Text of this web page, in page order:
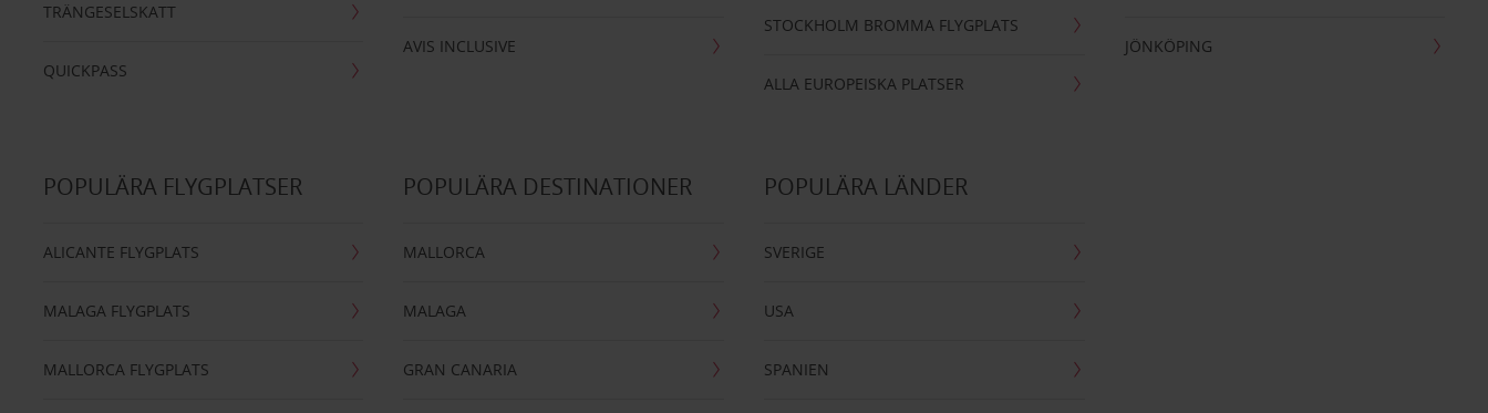
TRÄNGESELSKATT
QUICKPASS
AVIS INCLUSIVE
STOCKHOLM BROMMA FLYGPLATS
ALLA EUROPEISKA PLATSER
JÖNKÖPING
POPULÄRA FLYGPLATSER
ALICANTE FLYGPLATS
MALAGA FLYGPLATS
MALLORCA FLYGPLATS
POPULÄRA DESTINATIONER
MALLORCA
MALAGA
GRAN CANARIA
POPULÄRA LÄNDER
SVERIGE
USA
SPANIEN